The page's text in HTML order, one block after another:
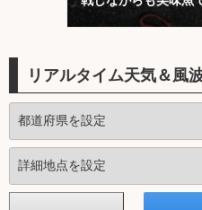
リアルタイム天気＆風